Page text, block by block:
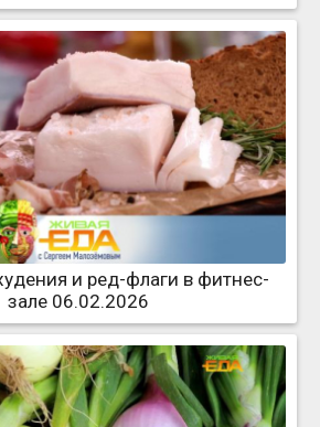
и ред-флаги в фитнес-
зале 06.02.2026